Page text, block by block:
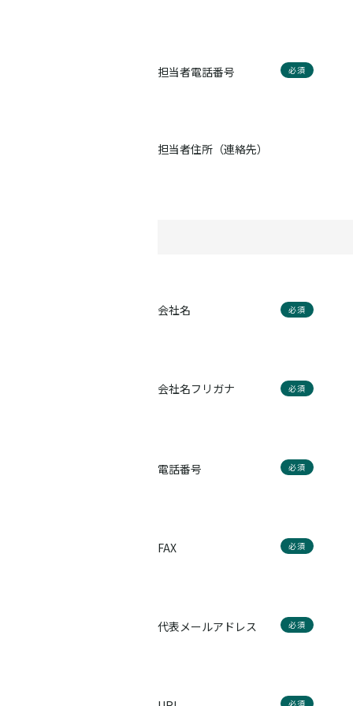
担当者電話番号 必須
担当者住所（連絡先）
会社名 必須
会社名フリガナ 必須
電話番号 必須
FAX 必須
代表メールアドレス 必須
必須